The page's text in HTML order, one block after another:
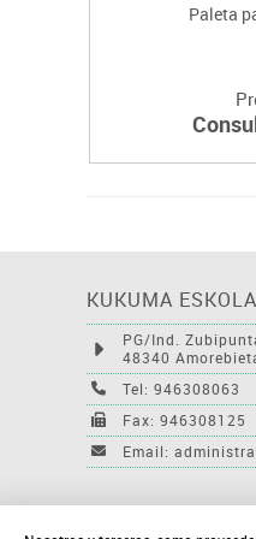
Paleta
KUKUMA
PG/Ind.
48340
Tel: 946308063
Fax: 946308125
Email: